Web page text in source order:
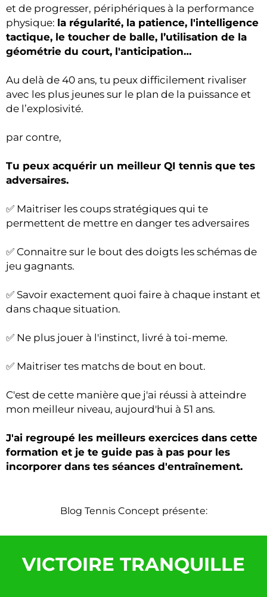
et de progresser, périphériques à la performance
physique: la régularité, la patience, l'intelligence
tactique, le toucher de balle, l’utilisation de la
géométrie du court, l'anticipation…
Au delà de 40 ans, tu peux difficilement rivaliser
avec les plus jeunes sur le plan de la puissance et
de l’explosivité.
par contre,
Tu peux acquérir un meilleur QI tennis que tes
adversaires.
✅ Maitriser les coups stratégiques qui te
permettent de mettre en danger tes adversaires
✅ Connaitre sur le bout des doigts les schémas de
jeu gagnants.
✅ Savoir exactement quoi faire à chaque instant et
dans chaque situation.
✅ Ne plus jouer à l'instinct, livré à toi-meme.
✅ Maitriser tes matchs de bout en bout.
C'est de cette manière que j'ai réussi à atteindre
mon meilleur niveau, aujourd'hui à 51 ans.
J'ai regroupé les meilleurs exercices dans cette
formation et je te guide pas à pas pour les
incorporer dans tes séances d'entraînement.
Blog Tennis Concept présente:
VICTOIRE TRANQUILLE